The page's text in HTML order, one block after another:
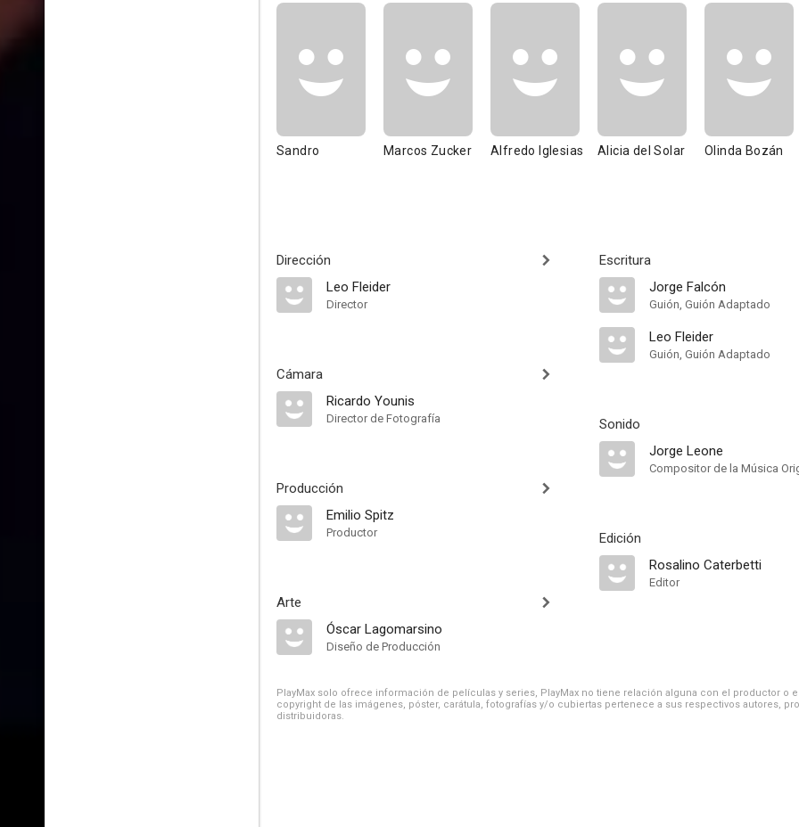
Sandro Marcos Zucker Alfredo Iglesias Alicia del Solar Olinda Bozán
Dirección
Leo Fleider
Director
Cámara
Ricardo Younis
Director de Fotografía
Producción
Emilio Spitz
Productor
Arte
Óscar Lagomarsino
Diseño de Producción
Escritura
Jorge Falcón
Guión, Guión Adaptado
Leo Fleider
Guión, Guión Adaptado
Sonido
Jorge Leone
Compositor de la Música
Edición
Rosalino Caterbetti
Editor
PlayMax solo ofrece información de películas y series, PlayMax no tiene relación alguna con el productor o
copyright de las imágenes, póster, carátula, fotografías y/o cubiertas pertenece a sus respectivos autores,
distribuidoras.